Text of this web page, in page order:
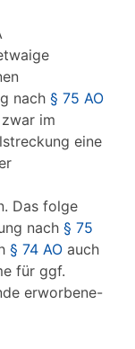
nach § 75 AO
im
eine
Das folge
nach § 75
§ 74 AO auch
für ggf.
erworbene-